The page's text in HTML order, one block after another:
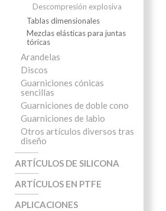
Descompresión explosiva
Tablas dimensionales
Mezclas elásticas para juntas
tóricas
Arandelas
Discos
Guarniciones cónicas
sencillas
Guarniciones de doble cono
Guarniciones de labio
Otros artículos diversos tras
diseño
ARTÍCULOS DE SILICONA
ARTÍCULOS EN PTFE
APLICACIONES